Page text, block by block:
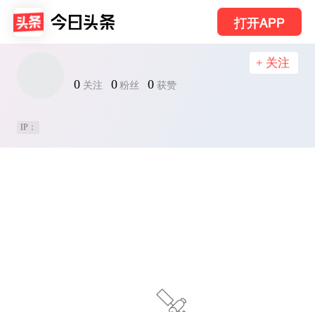
打开APP
0 关注 0 粉丝 0 获赞
+ 关注
IP：